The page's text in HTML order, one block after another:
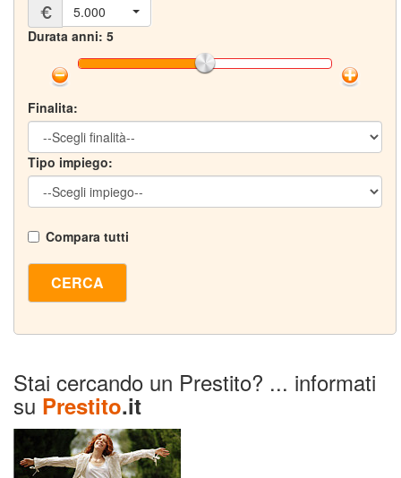
5.000
Durata anni: 5
Finalita:
Tipo impiego:
Compara tutti
CERCA
Stai cercando un Prestito? ... informati
su Prestito.it